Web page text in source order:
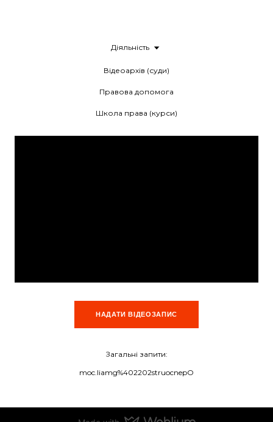
Діяльність
Відеоархів (суди)
Правова допомога
Школа права (курси)
НАДАТИ ВІДЕОЗАПИС
Загальні запити:
moc.liamg%402202struocnepO